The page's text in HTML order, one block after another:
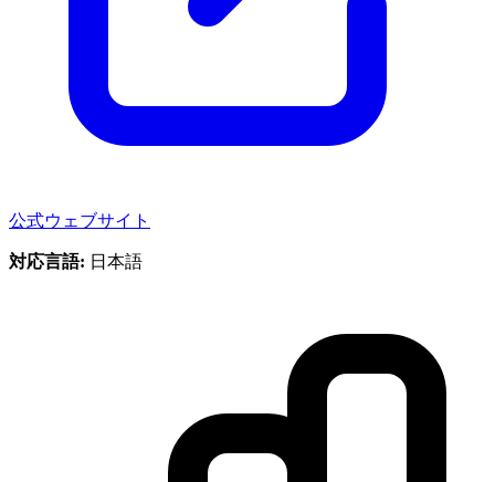
公式ウェブサイト
対応言語: 日本語